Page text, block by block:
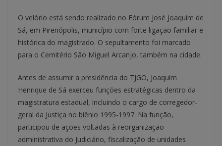
O velório está sendo realizado no Fórum José Joaquim de
Sá, em Pirenópolis, município com forte ligação familiar e
histórica do magistrado. O sepultamento foi marcado
para o Cemitério São Miguel Arcanjo, também na cidade.
Antes de assumir a presidência do TJGO, Joaquim
Henrique de Sá exerceu funções estratégicas dentro da
magistratura estadual, incluindo o cargo de corregedor-
geral da Justiça no biênio 1995-1997. Na função,
participou de ações voltadas à reorganização
administrativa do Judiciário, fiscalização de unidades